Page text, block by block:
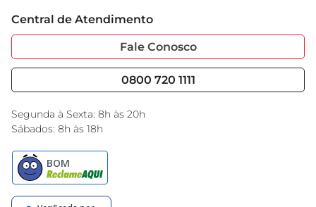
Sobre Privacidade
Portal do Fornecedo
Nossas Lojas
Garantia Estendida
Serviços
Black Friday
Encarte do Dia
Central de Atendimento
Fale Conosco
0800 720 1111
Segunda à Sexta: 8h às 20h
Sábados: 8h às 18h